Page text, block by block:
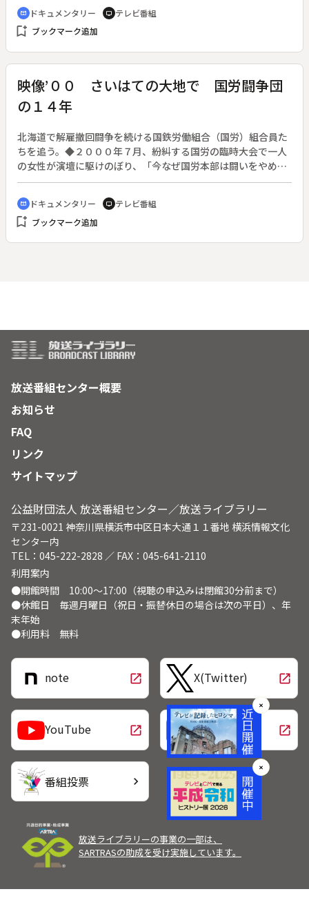
cinematic_blur ドキュメンタリー tv テレビ番組
bookmark_add ブックマーク追加
映像’００ さいはての大地で 国労闘争団
の１４年
北海道で解雇撤回闘争を続ける国鉄労働組合（国労）組合員た
ちを追う。◆２０００年７月、紛糾する国労の臨時大会で一人
の女性が演壇に駆けのぼり、「今なぜ国労本部は闘いをやめよ
うとするのですか！これでは私たちが悩み苦しんだ１４年がす
べて無駄になるんです」と叫んだ。国鉄が１９８７年に分割民
営化された際、国鉄と国労は対立。北海道と九州では国労組合
員の半数以上がＪＲに採用されなかった。国鉄精算事業団に送
cinematic_blur ドキュメンタリー tv テレビ番組
bookmark_add ブックマーク追加
放送番組センター概要
お知らせ
FAQ
リンク
サイトマップ
公益財団法人 放送番組センター／放送ライブラリー
〒231-0021 神奈川県横浜市中区日本大通１１番地 横浜情報文化
センター内
TEL：045-222-2828 ／ FAX：045-641-2110
利用案内
●開館時間 10:00～17:00（視聴の申込みは閉館30分前まで）
●休館日 毎週月曜日（祝日・振替休日の場合は次の平日）、年
末年始
●利用料 無料
note open_in_new X(Twitter) open_in_new
YouTube open_in_new LINE open_in_new
番組投票 chevron_right
放送ライブラリーの事業の一部は、
SARTRASの助成を受け実施しています。
✕
✕